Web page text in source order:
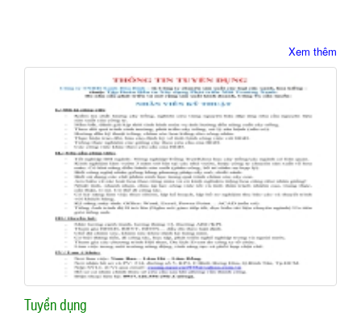
Xem thêm
Tuyển dụng